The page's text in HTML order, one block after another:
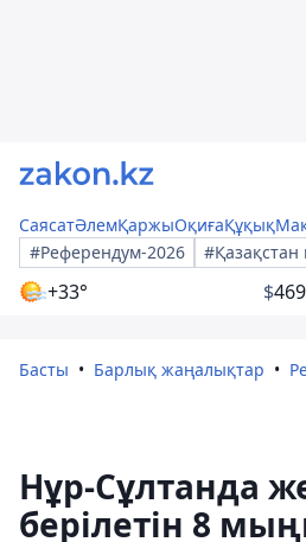
СаясатӘлемҚаржыОқиғаҚұқық
#Референдум-2026
+33° $
Басты Барлық жаңалықтар
Нұр-Сұлтанда
берілетін 8